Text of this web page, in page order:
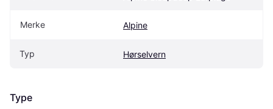
Merke Alpine
Typ Hørselvern
Type